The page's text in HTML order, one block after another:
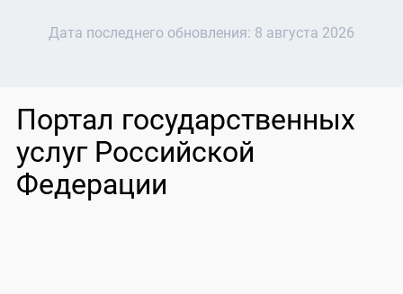
Дата последнего обновления: 8 августа 2026
Портал государственных
услуг Российской
Федерации